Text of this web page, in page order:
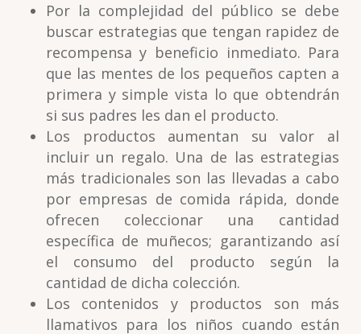
Por la complejidad del público se debe
buscar estrategias que tengan rapidez de
recompensa y beneficio inmediato. Para
que las mentes de los pequeños capten a
primera y simple vista lo que obtendrán
si sus padres les dan el producto.
Los productos aumentan su valor al
incluir un regalo. Una de las estrategias
más tradicionales son las llevadas a cabo
por empresas de comida rápida, donde
ofrecen coleccionar una cantidad
específica de muñecos; garantizando así
el consumo del producto según la
cantidad de dicha colección.
Los contenidos y productos son más
llamativos para los niños cuando están